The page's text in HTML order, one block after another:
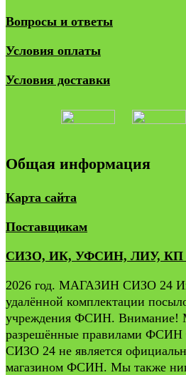
Вопросы и ответы
Условия оплаты
Условия доставки
Общая информация
Карта сайта
Поставщикам
СИЗО, ИК, УФСИН, ЛИУ, КП в
2026 год. МАГАЗИН СИЗО 24
удалённой комплектации
учреждения ФСИН. Внимание!
разрешённые правилами ФСИН
СИЗО 24 не является
магазином ФСИН. Мы также